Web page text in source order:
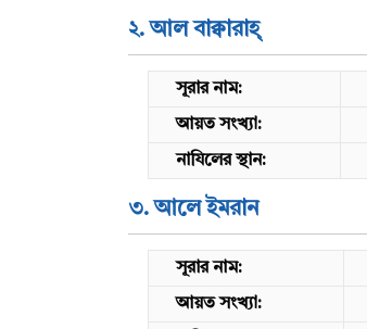
২. আল বাক্বারাহ্
সূরার নাম:
আয়ত সংখ্যা:
নাযিলের স্থান:
৩. আলে ইমরান
সূরার নাম:
আয়ত সংখ্যা: